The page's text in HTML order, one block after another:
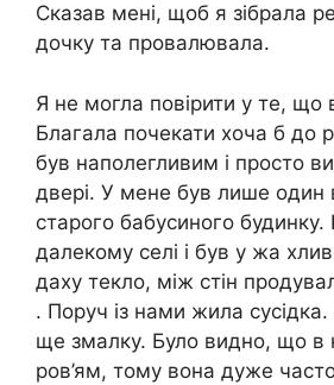
Сказав мені, щоб я зібрала
дочку та провалювала.
Я не могла повірити у те, що
Благала почекати хоча б до
був наполегливим і просто
двері. У мене був лише один
старого бабусиного будинку.
далекому селі і був у жа
даху текло, між стін
. Поруч із нами жила сусідка.
ще змалку. Було видно, що в
ров’ям, тому вона дуже